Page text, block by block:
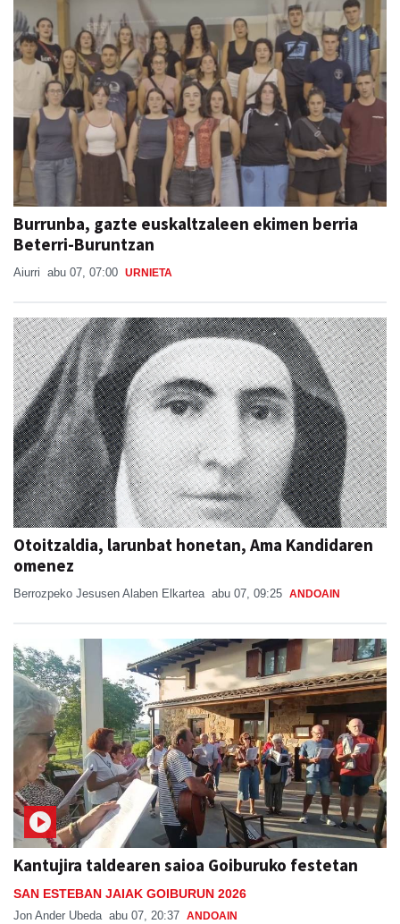
Burrunba, gazte euskaltzaleen ekimen berria
Beterri-Buruntzan
Aiurri abu 07, 07:00 URNIETA
Otoitzaldia, larunbat honetan, Ama Kandidaren
omenez
Berrozpeko Jesusen Alaben Elkartea abu 07, 09:25 ANDOAIN
Kantujira taldearen saioa Goiburuko festetan
SAN ESTEBAN JAIAK GOIBURUN 2026
Jon Ander Ubeda abu 07, 20:37 ANDOAIN